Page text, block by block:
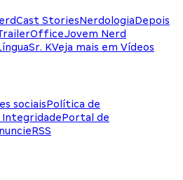
StoriesNerdologiaDepois
Jovem Nerd
Sr. KVeja mais em Vídeos
sociaisPolítica de
IntegridadePortal de
RSS